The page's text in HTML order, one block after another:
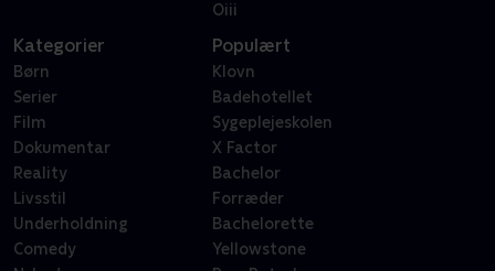
Oiii
Kategorier
Børn
Serier
Film
Dokumentar
Reality
Livsstil
Underholdning
Comedy
Populært
Klovn
Badehotellet
Sygeplejeskolen
X Factor
Bachelor
Forræder
Bachelorette
Yellowstone